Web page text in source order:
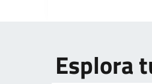
Esplora